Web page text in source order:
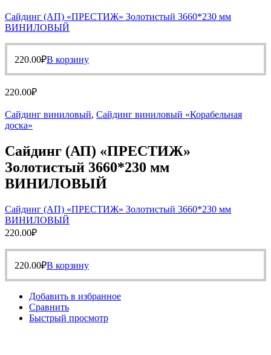
Сайдинг (АП) «ПРЕСТИЖ» Золотистый 3660*230 мм
ВИНИЛОВЫЙ
220.00₽В корзину
220.00₽
Сайдинг виниловый, Сайдинг виниловый «Корабельная
доска»
Сайдинг (АП) «ПРЕСТИЖ»
Золотистый 3660*230 мм
ВИНИЛОВЫЙ
Сайдинг (АП) «ПРЕСТИЖ» Золотистый 3660*230 мм
ВИНИЛОВЫЙ
220.00₽
220.00₽В корзину
Добавить в избранное
Сравнить
Быстрый просмотр